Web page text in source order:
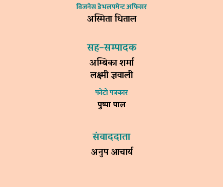
विजनेस डेभलपमेन्ट अफिसर
अस्मिता धिताल
सह–सम्पादक
अम्बिका शर्मा
लक्ष्मी ज्ञवाली
फोटो पत्रकार
पुष्पा पाल
संवाददाता
अनुप आचार्य